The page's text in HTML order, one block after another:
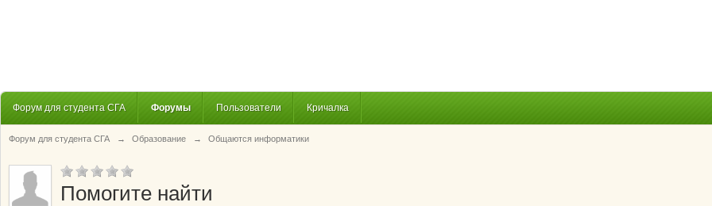
Форум для студента СГА Форумы Пользователи Кричалка
Форум для студента СГА → Образование → Общаются информатики
Помогите найти